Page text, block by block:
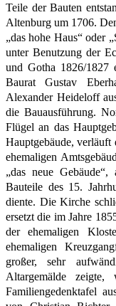
Teile der Bauten
Altenburg um 1706.
„das hohe Haus“ oder
unter Benutzung der
und Gotha 1826/1827
Baurat Gustav
Alexander Heideloff
die Bauausführung.
Flügel an das
Hauptgebäude, verläuft
ehemaligen
„das neue
Bauteile des 15.
diente. Die Kirche
ersetzt die im Jahre
der ehemaligen
ehemaligen
großer, sehr
Altargemälde zeigte,
Familiengedenktafel